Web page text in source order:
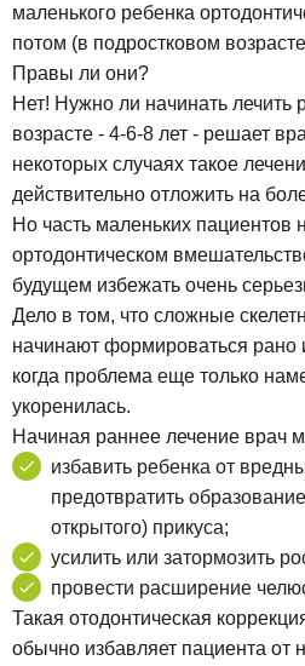
маленького ребенка
потом (в подростковом
Правы ли они?
Нет! Нужно ли начинать лечить
возрасте - 4-6-8 лет - решает
некоторых случаях такое
действительно отложить на
Но часть маленьких пациентов
ортодонтическом
будущем избежать очень
Дело в том, что сложные
начинают формироваться рано
когда проблема еще только
укоренилась.
Начиная раннее лечение врач
избавить ребенка от
предотвратить
открытого) прикуса;
усилить или затормозить
провести расширение
Такая отодонтическая
обычно избавляет пациента от